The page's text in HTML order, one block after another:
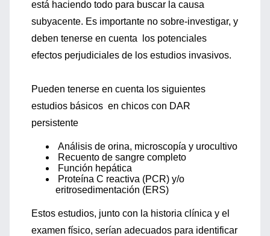
está haciendo todo para buscar la causa
subyacente. Es importante no sobre-investigar, y
deben tenerse en cuenta los potenciales
efectos perjudiciales de los estudios invasivos.
Pueden tenerse en cuenta los siguientes
estudios básicos en chicos con DAR
persistente
Análisis de orina, microscopía y urocultivo
Recuento de sangre completo
Función hepática
Proteína C reactiva (PCR) y/o
eritrosedimentación (ERS)
Estos estudios, junto con la historia clínica y el
examen físico, serían adecuados para identificar